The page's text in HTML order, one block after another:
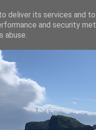
deliver its services and
and security
abuse.